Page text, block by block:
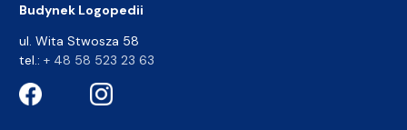
Budynek Logopedii
ul. Wita Stwosza 58
tel.: + 48 58 523 23 63